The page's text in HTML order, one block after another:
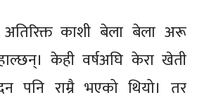
काशी बेला बेला अरू
केही वर्षअघि केरा खेती
पनि राम्रै भएको थियो। तर